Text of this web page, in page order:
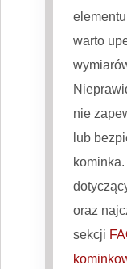
warto
nie
lub
oraz
sekcji